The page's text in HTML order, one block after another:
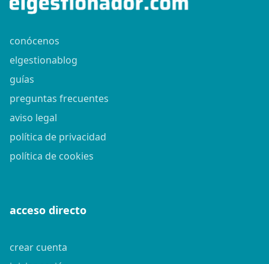
conócenos
elgestionablog
guías
preguntas frecuentes
aviso legal
política de privacidad
política de cookies
acceso directo
crear cuenta